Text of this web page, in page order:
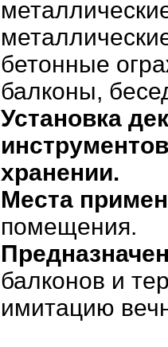
бетонные
балконы,
Установка
хранении.
Места
помещения.
балконов и
имитацию